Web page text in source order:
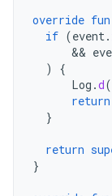
override fun
if (event.
      &&
)
{
Log .d(
return
}
return
}